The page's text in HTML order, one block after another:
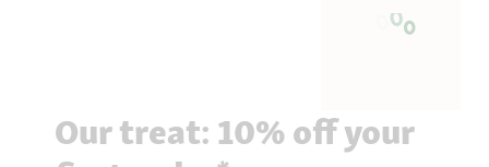
Our treat: 10% off your